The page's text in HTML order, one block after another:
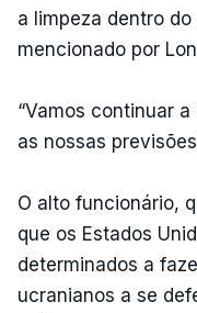
a limpeza dentro
mencionado por
“Vamos continuar
as nossas
O alto funcionário,
que os Estados
determinados a
ucranianos a se